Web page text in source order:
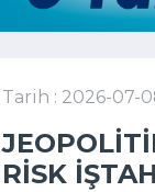
Tarih : 2026-07-
RISK